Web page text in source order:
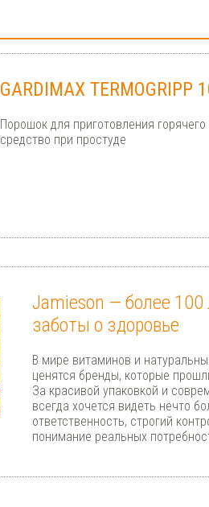
GARDIMAX TERMOGRIPP
Порошок для приготовления
средство при простуде
Jamieson — более 100
заботы о здоровье
В мире витаминов и
ценятся бренды, которые
За красивой упаковкой и
всегда хочется видеть нечто
ответственность, строгий
понимание реальных